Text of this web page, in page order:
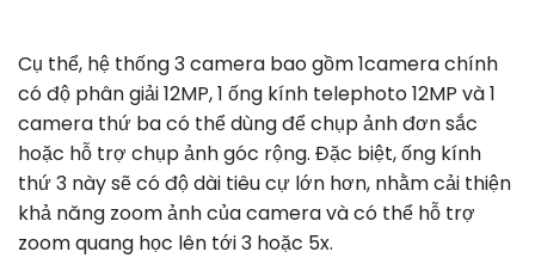
Cụ thể, hệ thống 3 camera bao gồm 1camera chính
có độ phân giải 12MP, 1 ống kính telephoto 12MP và 1
camera thứ ba có thể dùng để chụp ảnh đơn sắc
hoặc hỗ trợ chụp ảnh góc rộng. Đặc biệt, ống kính
thứ 3 này sẽ có độ dài tiêu cự lớn hơn, nhằm cải thiện
khả năng zoom ảnh của camera và có thể hỗ trợ
zoom quang học lên tới 3 hoặc 5x.